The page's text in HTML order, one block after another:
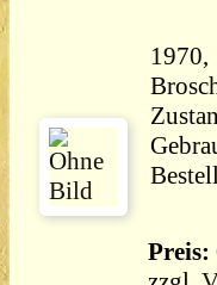
Preis: